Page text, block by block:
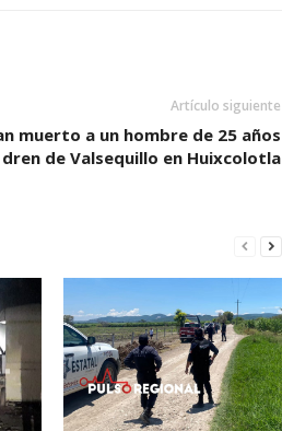
Artículo siguiente
muerto a un hombre de 25 años
dren de Valsequillo en Huixcolotla